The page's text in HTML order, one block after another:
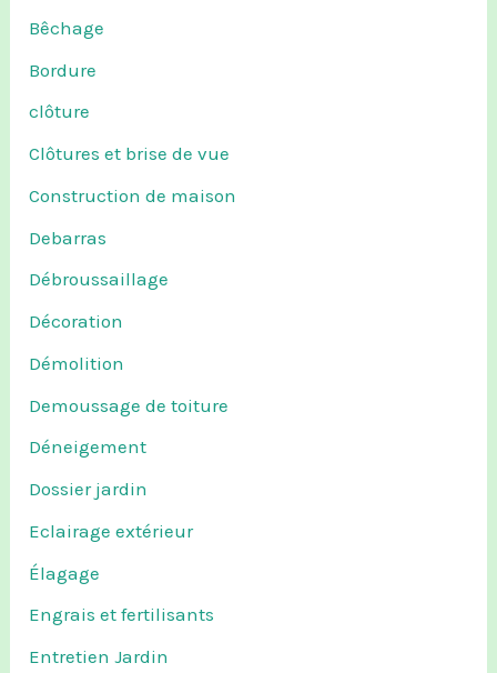
Bêchage
Bordure
clôture
Clôtures et brise de vue
Construction de maison
Debarras
Débroussaillage
Décoration
Démolition
Demoussage de toiture
Déneigement
Dossier jardin
Eclairage extérieur
Élagage
Engrais et fertilisants
Entretien Jardin